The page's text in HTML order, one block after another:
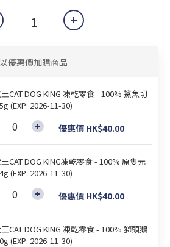
以優惠價加購商品
CAT DOG KING 凍乾零食 - 100% 鯊魚切
(EXP: 2026-11-30)
優惠價 HK$40.00
CAT DOG KING凍乾零食 - 100% 原隻元
(EXP: 2026-11-30)
優惠價 HK$40.00
CAT DOG KING 凍乾零食 - 100% 獅頭鵝
(EXP: 2026-11-30)